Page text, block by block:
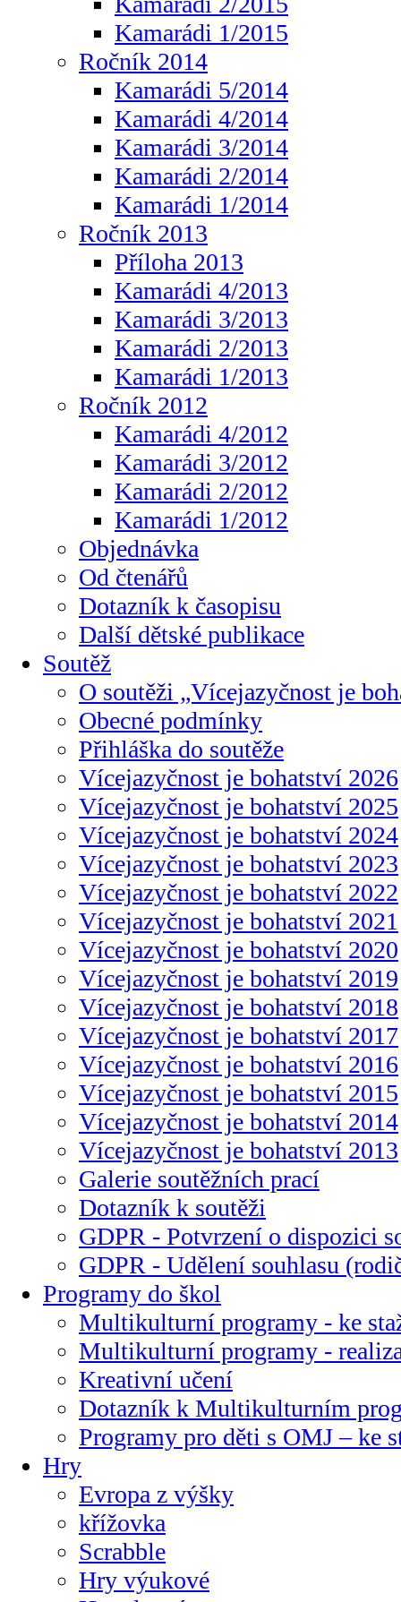
Kamarádi 1/2015
Ročník 2014
Kamarádi 5/2014
Kamarádi 4/2014
Kamarádi 3/2014
Kamarádi 2/2014
Kamarádi 1/2014
Ročník 2013
Příloha 2013
Kamarádi 4/2013
Kamarádi 3/2013
Kamarádi 2/2013
Kamarádi 1/2013
Ročník 2012
Kamarádi 4/2012
Kamarádi 3/2012
Kamarádi 2/2012
Kamarádi 1/2012
Objednávka
Od čtenářů
Dotazník k časopisu
Další dětské publikace
Soutěž
O soutěži „Vícejazyčnost je
Obecné podmínky
Přihláška do soutěže
Vícejazyčnost je bohatství 2026
Vícejazyčnost je bohatství 2025
Vícejazyčnost je bohatství 2024
Vícejazyčnost je bohatství 2023
Vícejazyčnost je bohatství 2022
Vícejazyčnost je bohatství 2021
Vícejazyčnost je bohatství 2020
Vícejazyčnost je bohatství 2019
Vícejazyčnost je bohatství 2018
Vícejazyčnost je bohatství 2017
Vícejazyčnost je bohatství 2016
Vícejazyčnost je bohatství 2015
Vícejazyčnost je bohatství 2014
Vícejazyčnost je bohatství 2013
Galerie soutěžních prací
Dotazník k soutěži
GDPR - Potvrzení o dispozici
GDPR - Udělení souhlasu
Programy do škol
Multikulturní programy - ke
Multikulturní programy -
Kreativní učení
Dotazník k Multikulturním
Programy pro děti s OMJ – ke
Hry
Evropa z výšky
křížovka
Scrabble
Hry výukové